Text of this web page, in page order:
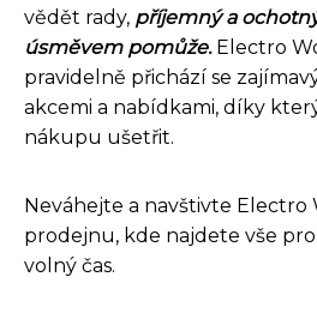
vědět rady, příjemný a
úsměvem pomůže.Electro
pravidelně přichází se
akcemi a nabídkami, díky
nákupu ušetřit.
Neváhejte a navštivte Electro
prodejnu, kde najdete vše pro
volný čas.